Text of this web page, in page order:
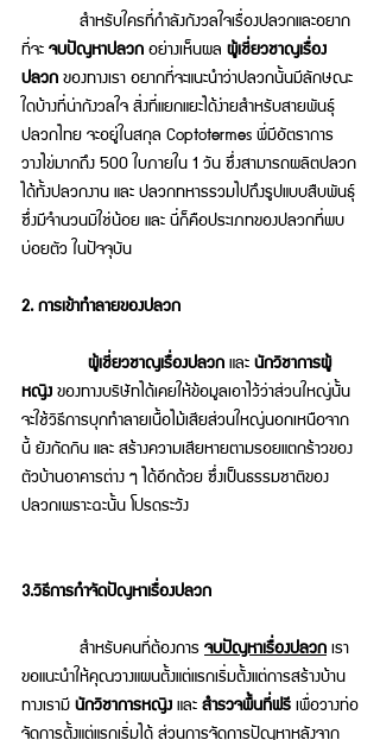
สำหรับใครที่กำลังกังวลใจเรื่องปลวกและอยาก
ที่จะ จบปัญหาปลวก อย่างเห็นผล ผู้เชี่ยวชาญเรื่อง
ปลวก ของทางเรา อยากที่จะแนะนำว่าปลวกนั้นมีลักษณะ
ใดบ้างที่น่ากังวลใจ สิ่งที่แยกแยะได้ง่ายสำหรับสายพันธุ์
ปลวกไทย จะอยู่ในสกุล Coptotermes พี่มีอัตราการ
วางไข่มากถึง 500 ใบภายใน 1 วัน ซึ่งสามารถผลิตปลวก
ได้ทั้งปลวกงาน และ ปลวกทหารรวมไปถึงรูปแบบสืบพันธุ์
ซึ่งมีจำนวนมิใช่น้อย และ นี่ก็คือประเภทของปลวกที่พบ
บ่อยตัว ในปัจจุบัน
2.การเข้าทำลายของปลวก
ผู้เชี่ยวชาญเรื่องปลวก และ นักวิชาการผู้
หญิง ของทางบริษัทได้เคยให้ข้อมูลเอาไว้ว่าส่วนใหญ่นั้น
จะใช้วิธีการบุกทำลายเนื้อไม้เสียส่วนใหญ่นอกเหนือจาก
นี้ ยังกัดกิน และ สร้างความเสียหายตามรอยแตกร้าวของ
ตัวบ้านอาคารต่าง ๆ ได้อีกด้วย ซึ่งเป็นธรรมชาติของ
ปลวกเพราะฉะนั้น โปรดระวัง
3.วิธีการกำจัดปัญหาเรื่องปลวก
สำหรับคนที่ต้องการจบปัญหาเรื่องปลวก เรา
ขอแนะนำให้คุณวางแผนตั้งแต่แรกเริ่มตั้งแต่การสร้างบ้าน
ทางเรามี นักวิชาการหญิง และ สำรวจพื้นที่ฟรี เพื่อวางท่อ
จัดการตั้งแต่แรกเริ่มได้ ส่วนการจัดการปัญหาหลังจาก